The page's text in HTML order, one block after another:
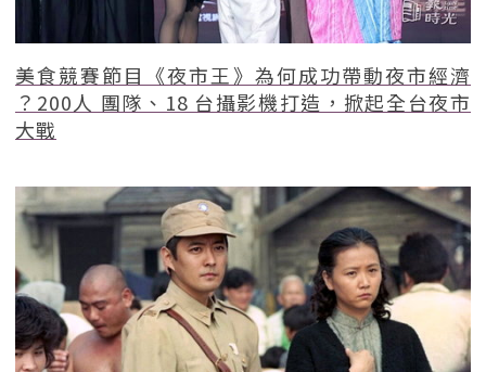
美食競賽節目《夜市王》為何成功帶動夜市經濟
？200人 團隊、18 台攝影機打造，掀起全台夜市
大戰